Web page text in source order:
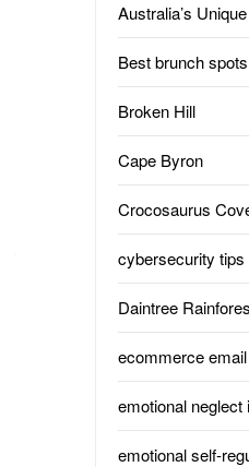
Australia’s
Best brunch
Broken Hill
Cape Byron
Crocosaurus
cybersecurity tips
Daintree
ecommerce
emotional neglect
emotional self-